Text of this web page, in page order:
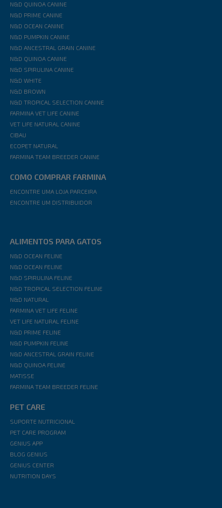
N&D QUINOA CANINE
N&D PRIME CANINE
N&D OCEAN CANINE
N&D PUMPKIN CANINE
N&D ANCESTRAL GRAIN CANINE
N&D QUINOA CANINE
N&D SPIRULINA CANINE
N&D WHITE
N&D BROWN
N&D TROPICAL SELECTION CANINE
FARMINA VET LIFE CANINE
VET LIFE NATURAL CANINE
CIBAU
ECOPET NATURAL
FARMINA TEAM BREEDER CANINE
COMO COMPRAR FARMINA
ENCONTRE UMA LOJA PARCEIRA
ENCONTRE UM DISTRIBUIDOR
ALIMENTOS PARA GATOS
N&D OCEAN FELINE
N&D OCEAN FELINE
N&D SPIRULINA FELINE
N&D TROPICAL SELECTION FELINE
N&D NATURAL
FARMINA VET LIFE FELINE
VET LIFE NATURAL FELINE
N&D PRIME FELINE
N&D PUMPKIN FELINE
N&D ANCESTRAL GRAIN FELINE
N&D QUINOA FELINE
MATISSE
FARMINA TEAM BREEDER FELINE
PET CARE
SUPORTE NUTRICIONAL
PET CARE PROGRAM
GENIUS APP
BLOG GENIUS
GENIUS CENTER
NUTRITION DAYS